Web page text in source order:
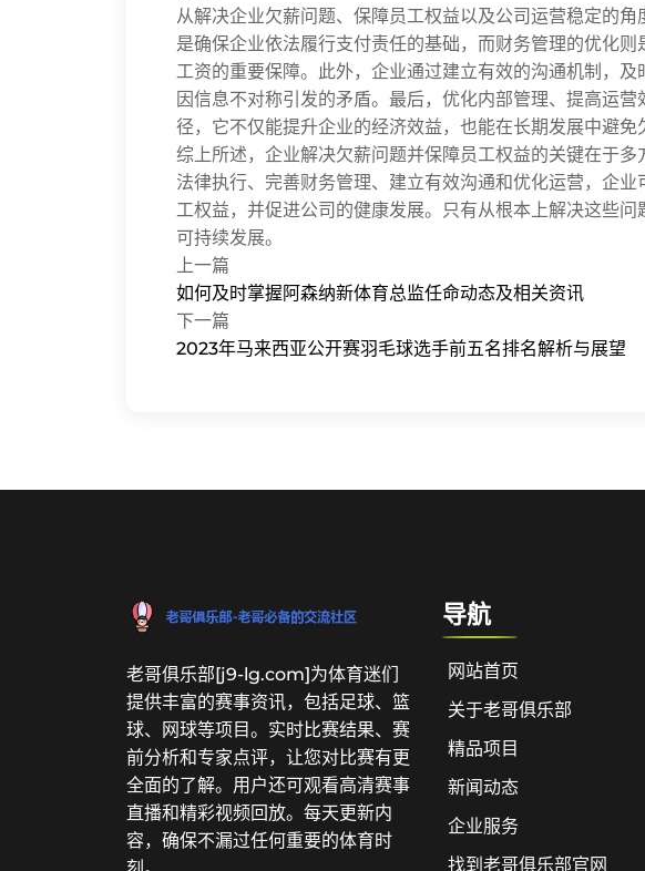
从解决企业欠薪问题、保障员工权益以及公司运营稳定的
是确保企业依法履行支付责任的基础，而财务管理的优化
工资的重要保障。此外，企业通过建立有效的沟通机制，
因信息不对称引发的矛盾。最后，优化内部管理、提高运
径，它不仅能提升企业的经济效益，也能在长期发展中避免
综上所述，企业解决欠薪问题并保障员工权益的关键在于
法律执行、完善财务管理、建立有效沟通和优化运营，企
工权益，并促进公司的健康发展。只有从根本上解决这些
可持续发展。
上一篇
如何及时掌握阿森纳新体育总监任命动态及相关资讯
下一篇
2023年马来西亚公开赛羽毛球选手前五名排名解析与展望
老哥俱乐部[j9-lg.com]为体育迷们
提供丰富的赛事资讯，包括足球、篮
球、网球等项目。实时比赛结果、赛
前分析和专家点评，让您对比赛有更
全面的了解。用户还可观看高清赛事
直播和精彩视频回放。每天更新内
容，确保不漏过任何重要的体育时
导航
网站首页
关于老哥俱乐部
精品项目
新闻动态
企业服务
找到老哥俱乐部官网